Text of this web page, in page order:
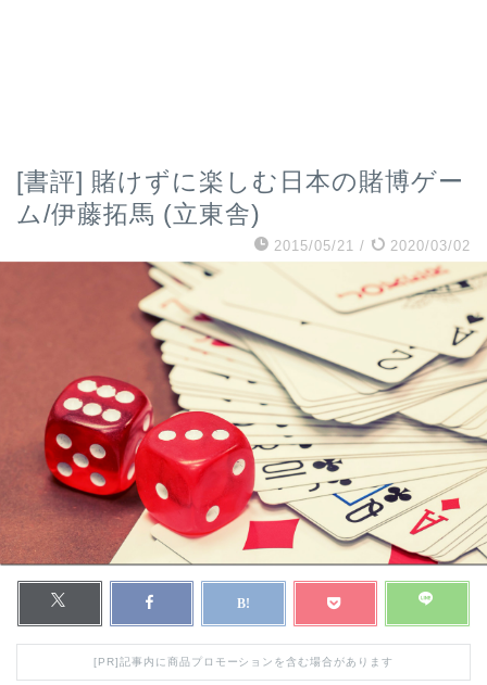
[書評] 賭けずに楽しむ日本の賭博ゲー
ム/伊藤拓馬 (立東舎)
2015/05/21 / 2020/03/02
[PR]記事内に商品プロモーションを含む場合があります